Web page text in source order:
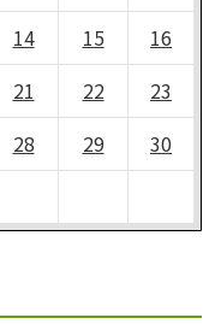
14 15
16
21 22
23
28 29
30